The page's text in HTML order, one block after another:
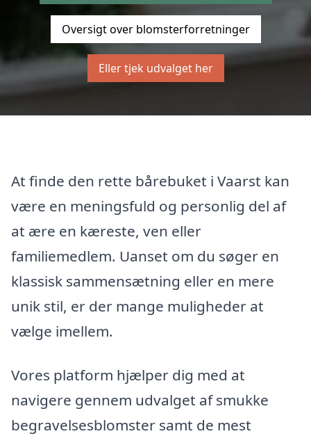
Oversigt over blomsterforretninger
Eller tjek udvalget her
At finde den rette bårebuket i Vaarst kan
være en meningsfuld og personlig del af
at ære en kæreste, ven eller
familiemedlem. Uanset om du søger en
klassisk sammensætning eller en mere
unik stil, er der mange muligheder at
vælge imellem.
Vores platform hjælper dig med at
navigere gennem udvalget af smukke
begravelsesblomster samt de mest